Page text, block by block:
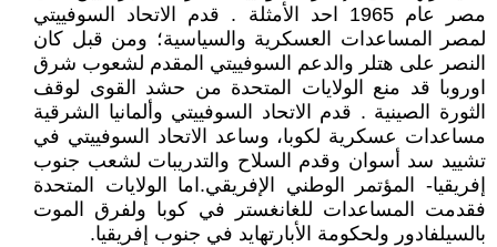
مصر عام 1965 احد الأمثلة . قدم الاتحاد السوفييتي
لمصر المساعدات العسكرية والسياسية؛ ومن قبل كان
النصر على هتلر والدعم السوفييتي المقدم لشعوب شرق
اوروبا قد منع الولايات المتحدة من حشد القوى لوقف
الثورة الصينية . قدم الاتحاد السوفييتي وألمانيا الشرقية
مساعدات عسكرية لكوبا، وساعد الاتحاد السوفييتي في
تشييد سد أسوان وقدم السلاح والتدريبات لشعب جنوب
إفريقيا- المؤتمر الوطني الإفريقي.اما الولايات المتحدة
فقدمت المساعدات للغانغستر في كوبا ولفرق الموت
بالسيلفادور ولحكومة الأبارتهايد في جنوب إفريقيا.